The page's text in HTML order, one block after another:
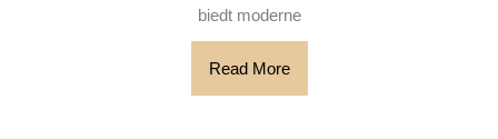
biedt moderne
Read MoreRead
More